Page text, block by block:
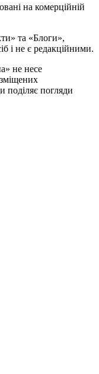
на комерційній
та «Блоги»,
і не є редакційними.
не несе
поділяє погляди